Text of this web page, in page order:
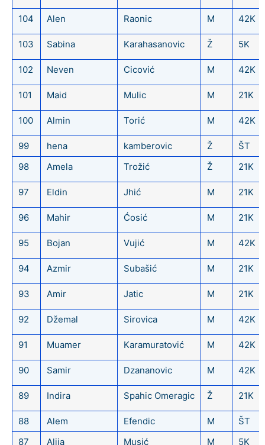
104 Alen Raonic M 42K
103 Sabina Karahasanovic Ž 5K
102 Neven Cicović M 42K
101 Maid Mulic M 21K
100 Almin Torić M 42K
99 hena kamberovic Ž
ŠT
98
Amela Trožić Ž 21K
97 Eldin Jhić M 21K
96 Mahir Ćosić M 21K
95 Bojan Vujić M 42K
94 Azmir Subašić M 21K
93 Amir Jatic M 21K
92 Džemal Sirovica M 42K
91 Muamer Karamuratović M 42K
90 Samir Dzananovic M 42K
89 Indira Spahic Omeragic Ž 21K
88 Alem Efendic M
ŠT
87
Alija Musić M 5K